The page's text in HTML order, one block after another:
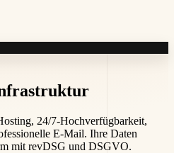
24/7-Hochverfügbarkeit,
E-Mail. Ihre Daten
mit revDSG und DSGVO.